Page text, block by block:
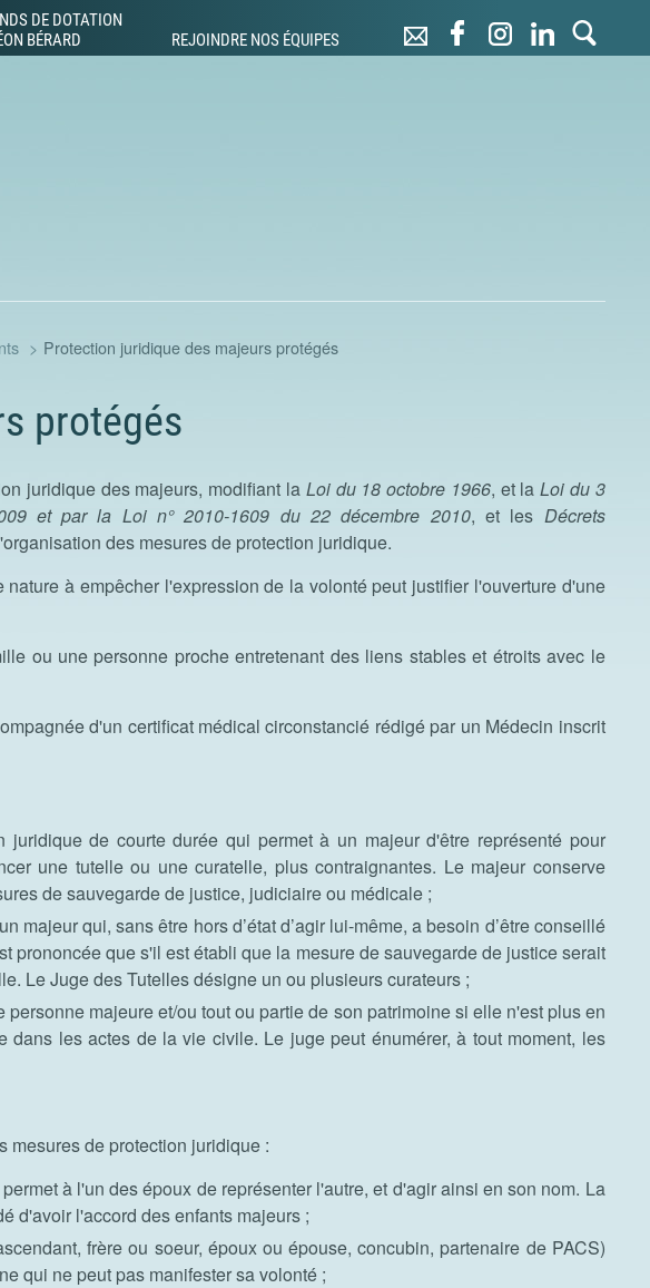
DE DOTATION
BÉRARD
REJOINDRE NOS ÉQUIPES
Protection juridique des majeurs protégés
protégés
juridique des majeurs, modifiant la Loi du 18 octobre 1966, et laLoi du 3
et par la Loi n° 2010-1609 du 22 décembre 2010, et les Décrets
des mesures de protection juridique.
à empêcher l'expression de la volonté peut justifier l'ouverture d'une
ou une personne proche entretenant des liens stables et étroits avec le
d'un certificat médical circonstancié rédigé par un Médecin inscrit
juridique de courte durée qui permet à un majeur d'être représenté pour
une tutelle ou une curatelle, plus contraignantes. Le majeur conserve
de sauvegarde de justice, judiciaire ou médicale ;
majeur qui, sans être hors d’état d’agir lui-même, a besoin d’être conseillé
prononcée que s'il est établi que la mesure de sauvegarde de justice serait
Le Juge des Tutelles désigne un ou plusieurs curateurs ;
majeure et/ou tout ou partie de son patrimoine si elle n'est plus en
les actes de la vie civile. Le juge peut énumérer, à tout moment, les
mesures de protection juridique :
permet à l'un des époux de représenter l'autre, et d'agir ainsi en son nom. La
d'avoir l'accord des enfants majeurs ;
frère ou soeur, époux ou épouse, concubin, partenaire de PACS)
qui ne peut pas manifester sa volonté ;